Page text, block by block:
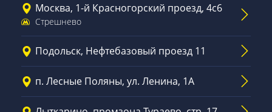
Москва, 1-й Красногорский проезд, 4с6
Стрешнево
Подольск, Нефтебазовый проезд 11
п. Лесные Поляны, ул. Ленина, 1А